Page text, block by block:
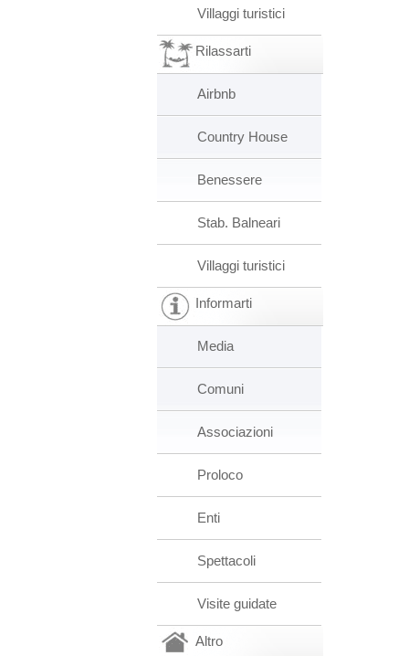
Villaggi turistici
Rilassarti
Airbnb
Country House
Benessere
Stab. Balneari
Villaggi turistici
Informarti
Media
Comuni
Associazioni
Proloco
Enti
Spettacoli
Visite guidate
Altro